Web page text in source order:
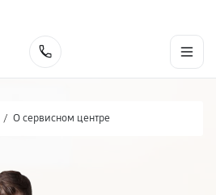
/ О сервисном центре